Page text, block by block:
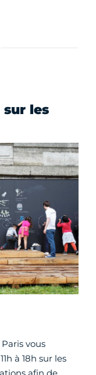
les
vous
à 18h sur les